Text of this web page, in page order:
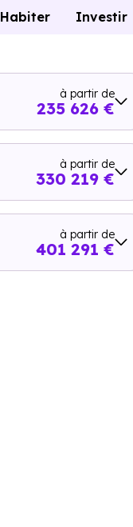
Habiter Investir
à partir de
235 626 €
à partir de
330 219 €
à partir de
401 291 €